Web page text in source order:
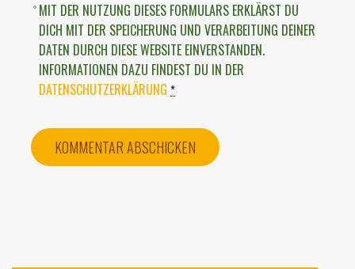
MIT DER NUTZUNG DIESES FORMULARS ERKLÄRST DU
DICH MIT DER SPEICHERUNG UND VERARBEITUNG DEINER
DATEN DURCH DIESE WEBSITE EINVERSTANDEN.
INFORMATIONEN DAZU FINDEST DU IN DER
DATENSCHUTZERKLÄRUNG *